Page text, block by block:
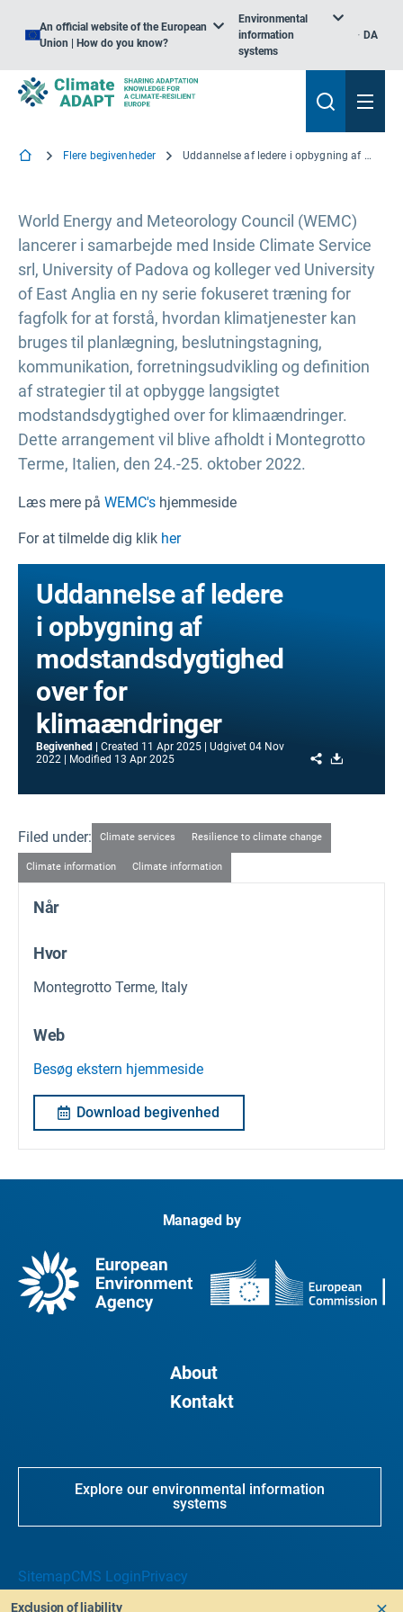
An official website of the European
Union | How do you know?
Environmental
information
systems
DA
Flere begivenheder Uddannelse af ledere i opbygning af modstandsdygtighed over for klimaændringer
World Energy and Meteorology Council (WEMC)
lancerer i samarbejde med Inside Climate Service
srl, University of Padova og kolleger ved University
of East Anglia en ny serie fokuseret træning for
fagfolk for at forstå, hvordan klimatjenester kan
bruges til planlægning, beslutningstagning,
kommunikation, forretningsudvikling og definition
af strategier til at opbygge langsigtet
modstandsdygtighed over for klimaændringer.
Dette arrangement vil blive afholdt i Montegrotto
Terme, Italien, den 24.-25. oktober 2022.
Læs mere på WEMC's hjemmeside
For at tilmelde dig klik her
Uddannelse af ledere
i opbygning af
modstandsdygtighed
over for
klimaændringer
Begivenhed Created 11 Apr 2025 Udgivet 04 Nov
2022
Modified 13 Apr 2025 Share
Filed under: Climate services Resilience to climate change
Climate information Climate information
Når
Hvor
Montegrotto Terme, Italy
Web
Besøg ekstern hjemmeside
Download begivenhed
Managed by
About
Kontakt
Explore our environmental information
systems
SitemapCMS LoginPrivacy
Exclusion of liability